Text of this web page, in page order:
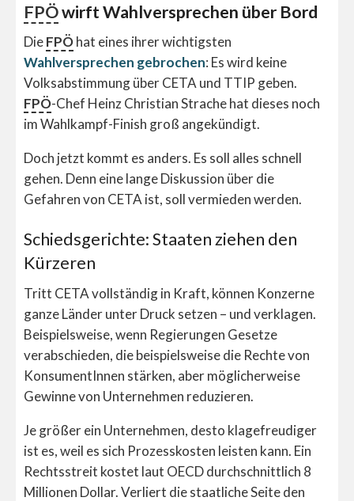
FPÖwirft Wahlversprechen über Bord
DieFPÖhat eines ihrer wichtigsten
Wahlversprechen gebrochen: Es wird keine
Volksabstimmung über CETA und TTIP geben.
FPÖ-Chef Heinz Christian Strache hat dieses noch
im Wahlkampf-Finish groß angekündigt.
Doch jetzt kommt es anders. Es soll alles schnell
gehen. Denn eine lange Diskussion über die
Gefahren von CETA ist, soll vermieden werden.
Schiedsgerichte: Staaten ziehen den
Kürzeren
Tritt CETA vollständig in Kraft, können Konzerne
ganze Länder unter Druck setzen – und verklagen.
Beispielsweise, wenn Regierungen Gesetze
verabschieden, die beispielsweise die Rechte von
KonsumentInnen stärken, aber möglicherweise
Gewinne von Unternehmen reduzieren.
Je größer ein Unternehmen, desto klagefreudiger
ist es, weil es sich Prozesskosten leisten kann. Ein
Rechtsstreit kostet laut OECD durchschnittlich 8
Millionen Dollar. Verliert die staatliche Seite den